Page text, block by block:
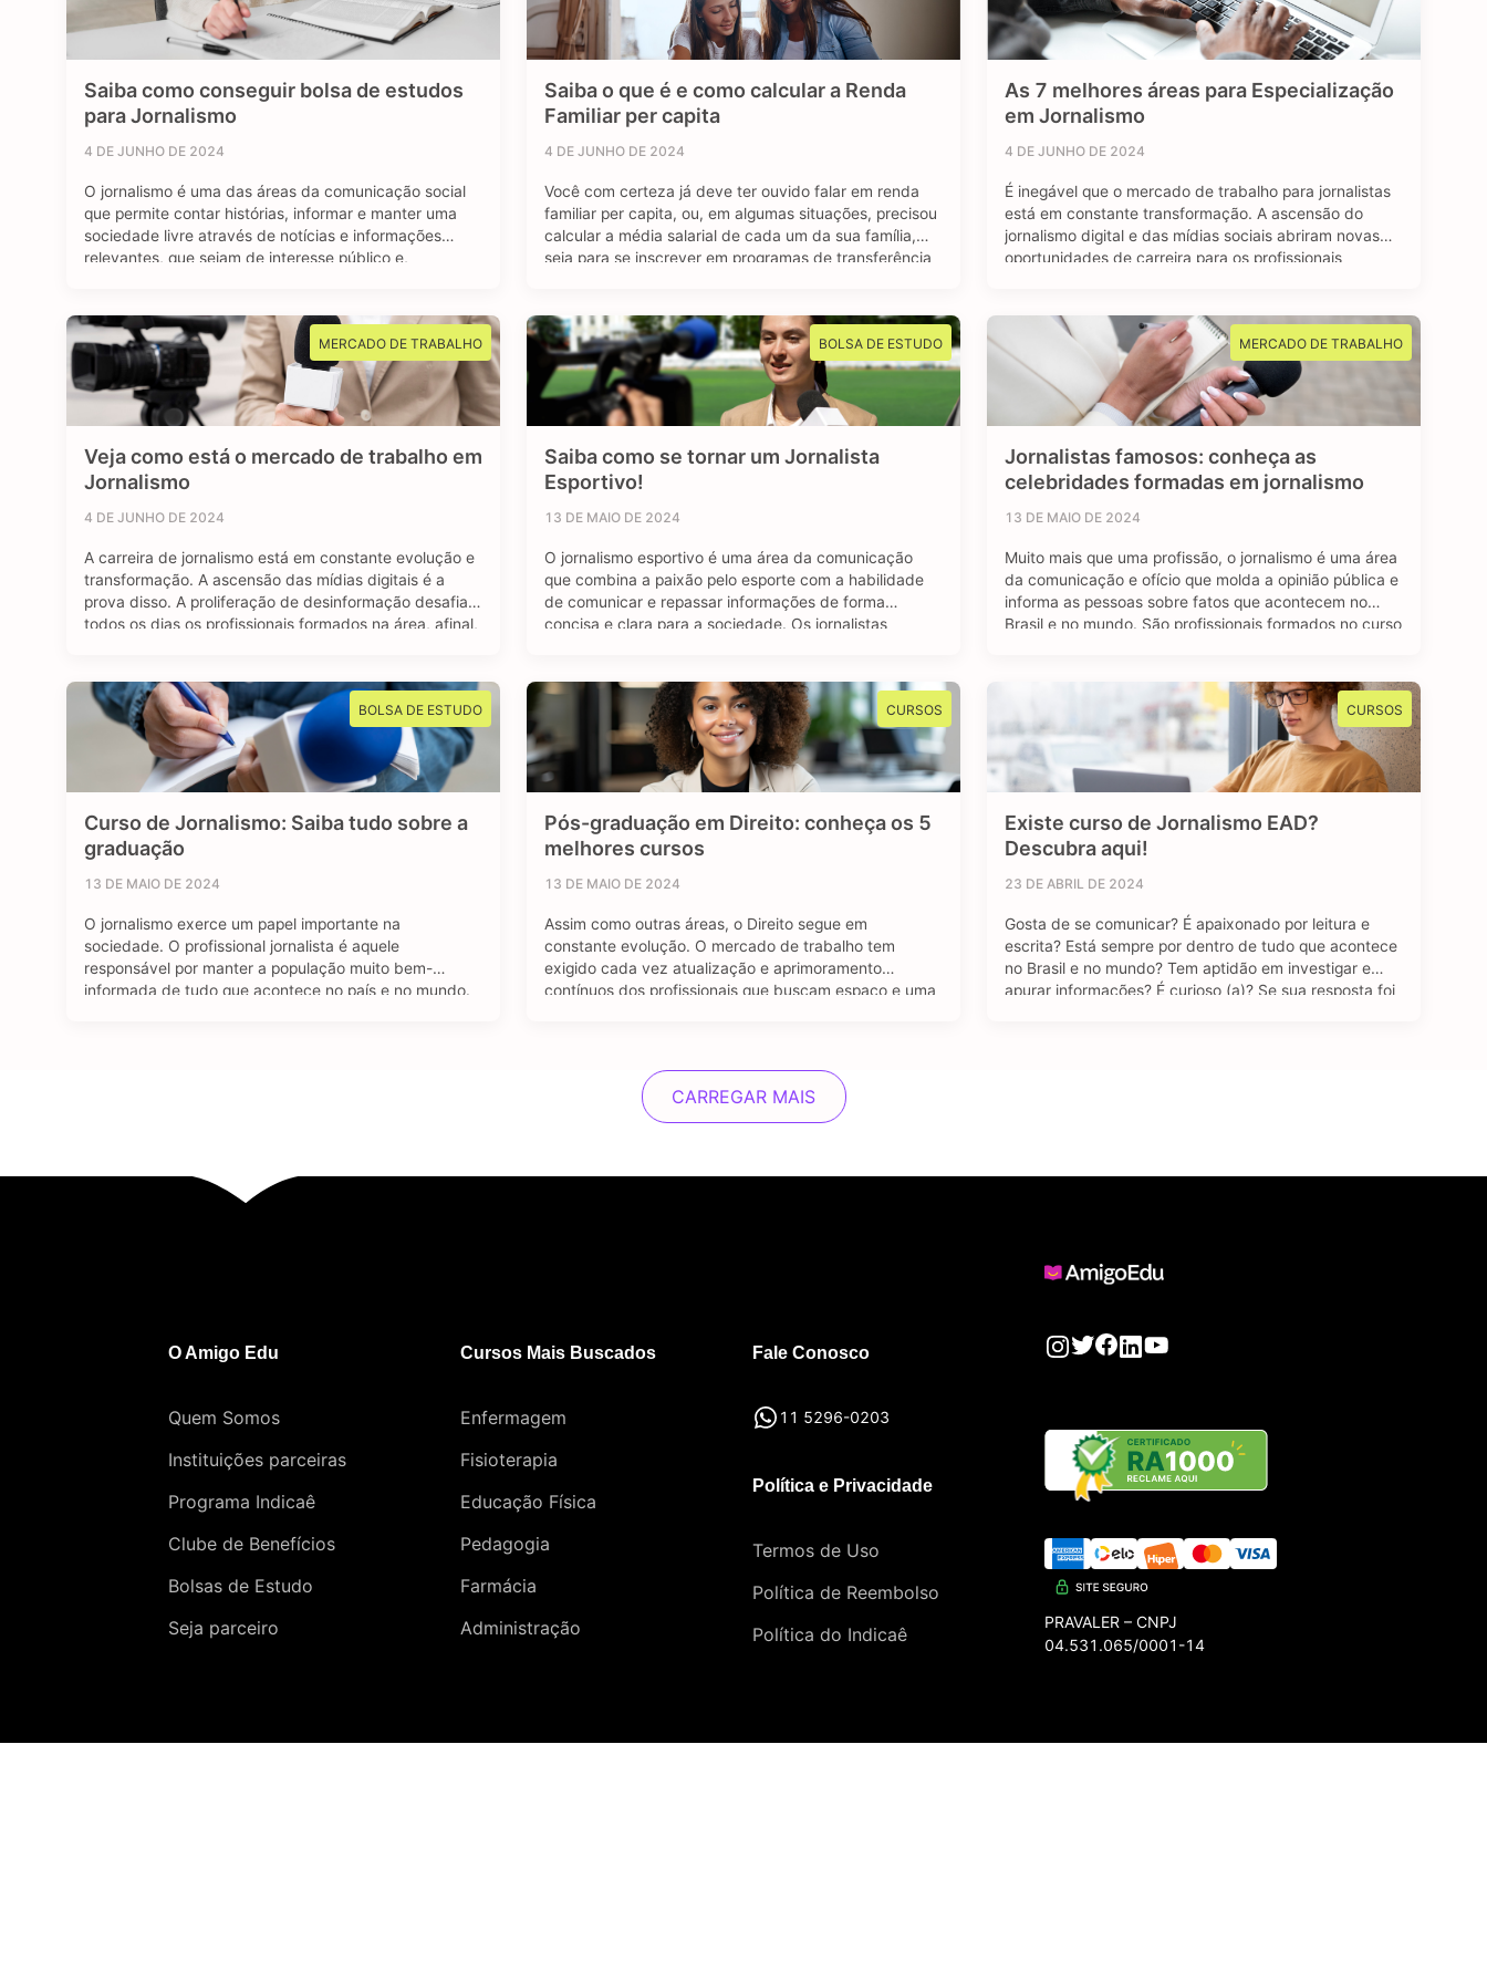
Saiba como conseguir bolsa de estudos
para Jornalismo
4 DE JUNHO DE 2024
O jornalismo é uma das áreas da comunicação social
que permite contar histórias, informar e manter uma
sociedade livre através de notícias e informações
relevantes, que sejam de interesse público e,
dados, se sente atraído por essa profissão …
Saiba o que é e como calcular a Renda
Familiar per capita
4 DE JUNHO DE 2024
Você com certeza já deve ter ouvido falar em renda
familiar per capita, ou, em algumas situações, precisou
calcular a média salarial de cada um da sua família,
seja para se inscrever em programas de transferência
Mas afinal, …
As 7 melhores áreas para Especialização
em Jornalismo
4 DE JUNHO DE 2024
É inegável que o mercado de trabalho para jornalistas
está em constante transformação. A ascensão do
jornalismo digital e das mídias sociais abriram novas
oportunidades de carreira para os profissionais
das profissões extintas do mundo. …
MERCADO DE TRABALHO
Veja como está o mercado de trabalho em
Jornalismo
4 DE JUNHO DE 2024
A carreira de jornalismo está em constante evolução e
transformação. A ascensão das mídias digitais é a
prova disso. A proliferação de desinformação desafia
todos os dias os profissionais formados na área, afinal,
dos contras, o avanço das redes …
BOLSA DE ESTUDO
Saiba como se tornar um Jornalista
Esportivo!
13 DE MAIO DE 2024
O jornalismo esportivo é uma área da comunicação
que combina a paixão pelo esporte com a habilidade
de comunicar e repassar informações de forma
concisa e clara para a sociedade. Os jornalistas
objetivo de manter o público bem informado sobre os
resultados, bastidores …
MERCADO DE TRABALHO
Jornalistas famosos: conheça as
celebridades formadas em jornalismo
13 DE MAIO DE 2024
Muito mais que uma profissão, o jornalismo é uma área
da comunicação e ofício que molda a opinião pública e
informa as pessoas sobre fatos que acontecem no
Brasil e no mundo. São profissionais formados no curso
BOLSA DE ESTUDO
Curso de Jornalismo: Saiba tudo sobre a
graduação
13 DE MAIO DE 2024
O jornalismo exerce um papel importante na
sociedade. O profissional jornalista é aquele
responsável por manter a população muito bem-
informada de tudo que acontece no país e no mundo.
CURSOS
Pós-graduação em Direito: conheça os 5
melhores cursos
13 DE MAIO DE 2024
Assim como outras áreas, o Direito segue em
constante evolução. O mercado de trabalho tem
exigido cada vez atualização e aprimoramento
contínuos dos profissionais que buscam espaço e uma
desejam se sobressair diante …
CURSOS
Existe curso de Jornalismo EAD?
Descubra aqui!
23 DE ABRIL DE 2024
Gosta de se comunicar? É apaixonado por leitura e
escrita? Está sempre por dentro de tudo que acontece
no Brasil e no mundo? Tem aptidão em investigar e
apurar informações? É curioso (a)? Se sua resposta foi
CARREGAR MAIS
O Amigo Edu
Quem Somos
Instituições parceiras
Programa Indicaê
Clube de Benefícios
Bolsas de Estudo
Seja parceiro
Cursos Mais Buscados
Enfermagem
Fisioterapia
Educação Física
Pedagogia
Farmácia
Administração
Fale Conosco
11 5296-0203
Política e Privacidade
Termos de Uso
Política de Reembolso
Política do Indicaê
PRAVALER – CNPJ
04.531.065/0001-14